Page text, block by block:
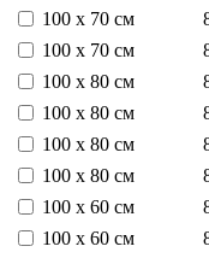
100 х 70 см
100 х 70 см
100 х 80 см
100 х 80 см
100 х 80 см
100 х 80 см
100 х 60 см
100 х 60 см